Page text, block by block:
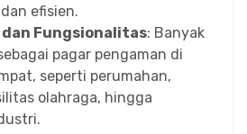
efisien.
dan Fungsionalitas: Banyak
pagar pengaman di
seperti perumahan,
olahraga, hingga